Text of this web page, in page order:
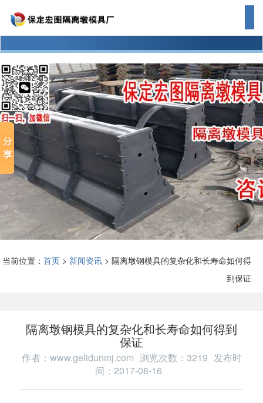
当前位置： 首页 > 新闻资讯 > 隔离墩钢模具的复杂化和长寿命如何得
到保证
隔离墩钢模具的复杂化和长寿命如何得到
保证
作者：www.gelidunmj.com 浏览次数：3219 发布时
间：2017-08-16